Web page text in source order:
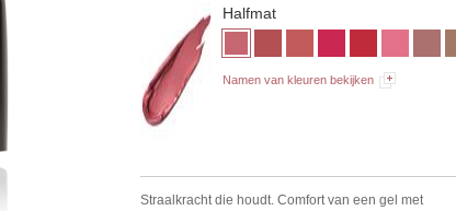
Halfmat
Namen van kleuren bekijken
Straalkracht die houdt. Comfort van een gel met